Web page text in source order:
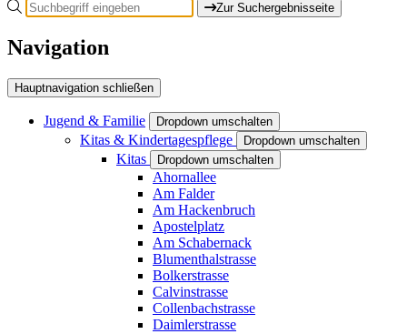
Zur Suchergebnisseite
Navigation
Hauptnavigation schließen
Jugend & Familie Dropdown umschalten
Kitas & Kindertagespflege Dropdown umschalten
Kitas Dropdown umschalten
Ahornallee
Am Falder
Am Hackenbruch
Apostelplatz
Am Schabernack
Blumenthalstrasse
Bolkerstrasse
Calvinstrasse
Collenbachstrasse
Daimlerstrasse